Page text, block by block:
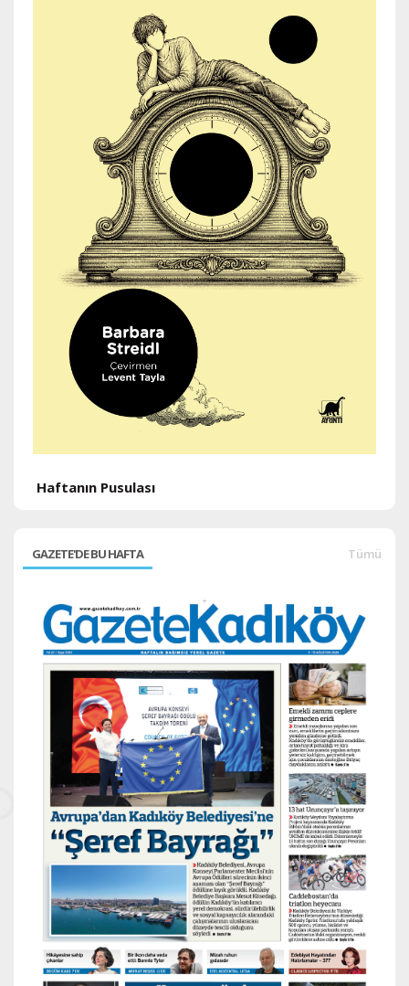
Haftanın Pusulası
GAZETE'DE BU HAFTA Tümü